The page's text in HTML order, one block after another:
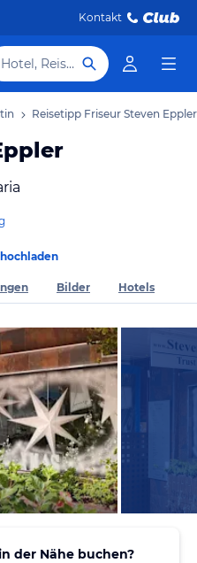
Kontakt
Hotel, Reiseziel
Reisetipp Friseur Steven Eppler
Bilder Hotels
der Nähe buchen?